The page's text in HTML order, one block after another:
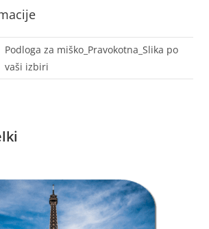
Podloga za miško_Pravokotna_Slika po
vaši izbiri